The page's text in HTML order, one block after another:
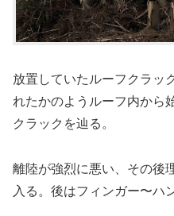
放置していたルーフクラッ
れたかのようルーフ内から
クラックを辿る。
離陸が強烈に悪い、その後
入る。後はフィンガー〜ハ